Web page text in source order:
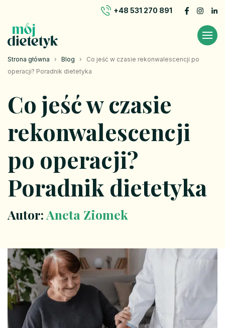
+48 531 270 891
Strona główna › Blog › Co jeść w czasie rekonwalescencji po
operacji? Poradnik dietetyka
Co jeść w czasie
rekonwalescencji
po operacji?
Poradnik dietetyka
Autor: Aneta Ziomek